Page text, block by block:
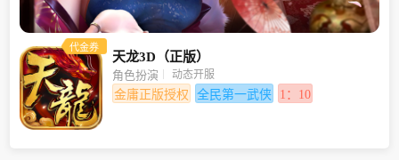
代金券
天龙3D（正版）
角色扮演 动态开服
金庸正版授权 全民第一武侠 1：10